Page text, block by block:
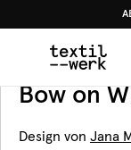
Tischdecke
Bow on
Design von Jana